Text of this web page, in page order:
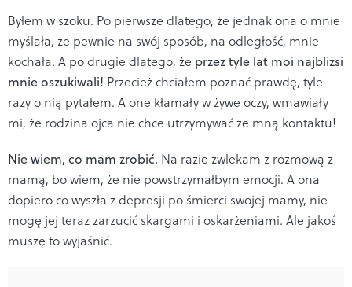
Byłem w szoku. Po pierwsze dlatego, że jednak ona o mnie
myślała, że pewnie na swój sposób, na odległość, mnie
kochała. A po drugie dlatego, że przez tyle lat moi najbliżsi
mnie oszukiwali! Przecież chciałem poznać prawdę, tyle
razy o nią pytałem. A one kłamały w żywe oczy, wmawiały
mi, że rodzina ojca nie chce utrzymywać ze mną kontaktu!
Nie wiem, co mam zrobić. Na razie zwlekam z rozmową z
mamą, bo wiem, że nie powstrzymałbym emocji. A ona
dopiero co wyszła z depresji po śmierci swojej mamy, nie
mogę jej teraz zarzucić skargami i oskarżeniami. Ale jakoś
muszę to wyjaśnić.